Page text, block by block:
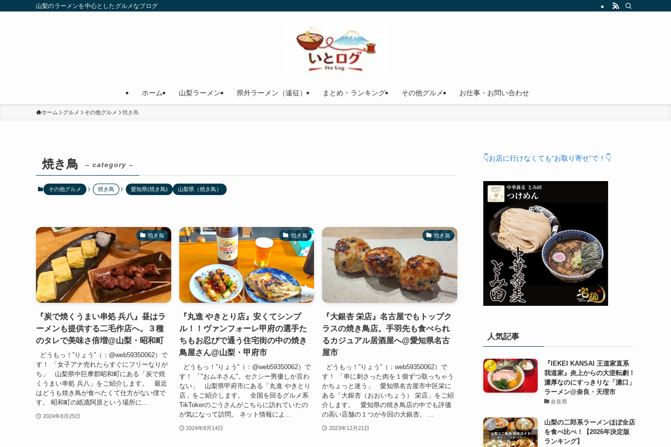
山梨のラーメンを中心としたグルメなブログ
ホーム 山梨ラーメン 県外ラーメン（遠征） まとめ・ランキング その他グルメ お仕事・お問い合わせ
ホーム グルメ その他グルメ 焼き鳥
焼き鳥 – category –
その他グルメ 焼き鳥 愛知県(焼き鳥) 山梨県（焼き鳥）
焼き鳥
『炭で焼くうまい串処 兵八』昼はラ
ーメンも提供する二毛作店へ。３種
のタレで美味さ倍増@山梨・昭和町
どうもっ！”りょう”（：@web59350062）で
す！ 「女子アナ売れたらすぐにフリーなりが
ち」 山梨県中巨摩郡昭和町にある「炭で焼
くうまい串処 兵八」をご紹介します。 最近
はどうも焼き鳥が食べたくて仕方がない僕で
す。 昭和町の紙漉阿原という場所に...
2024年8月25日
焼き鳥
『丸進 やきとり店』安くてシンプ
ル！！ヴァンフォーレ甲府の選手た
ちもお忍びで通う住宅街の中の焼き
鳥屋さん@山梨・甲府市
どうもっ！”りょう”（：@web59350062）で
す！ 「"おムネさん"。セクシー男優しか言わ
ない」 山梨県甲府市にある「丸進 やきとり
店」をご紹介します。 全国を回るグルメ系
TikTokerのごうさんがこちらに訪れていたの
が気になって訪問。 ネット情報によ...
2024年8月14日
焼き鳥
『大銀杏 栄店』名古屋でもトップク
ラスの焼き鳥店。手羽先も食べられ
るカジュアル居酒屋へ@愛知県名古
屋市
どうもっ！”りょう”（：web59350062）で
す！ 「串に刺さった肉を１個ずつ取っちゃう
かちょっと迷う」 愛知県名古屋市中区栄に
ある「大銀杏（おおいちょう） 栄店」をご紹
介します。 愛知県の焼き鳥店の中でも評価
の高い店舗の１つが今回の大銀杏。 ...
2023年12月21日
👇お店に行けなくても“お取り寄せ”で！👇
人気記事
『IEKEI KANSAI 王道家直系
我道家』炎上からの大逆転劇！
濃厚なのにすっきりな「濃口」
ラーメン@奈良・天理市
奈良県
山梨の二郎系ラーメンほぼ全店
を食べ比べ！【2026年決定版
ランキング】